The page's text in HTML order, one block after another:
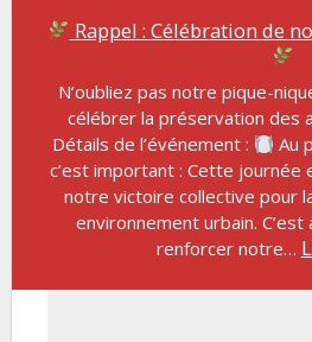
Rappel : Célébration de
N’oubliez pas notre pique-
célébrer la préservation des
Détails de l’événement :
Au
c’est important : Cette journée
notre victoire collective pour
environnement urbain.
renforcer notre…